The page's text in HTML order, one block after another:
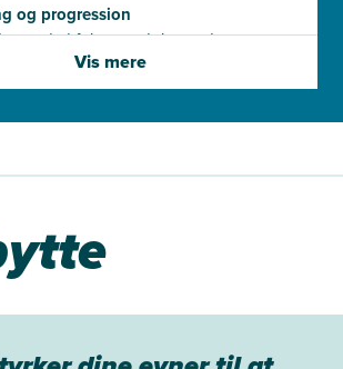
og progression
med at følge og dokumentere
i matematik.
Vis mere